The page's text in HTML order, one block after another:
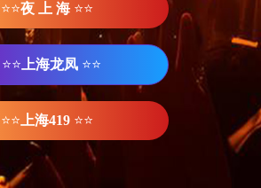
⭐⭐夜 上 海 ⭐⭐
⭐⭐ 上海龙凤 ⭐⭐
⭐⭐ 上海419 ⭐⭐